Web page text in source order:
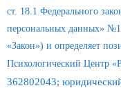
ст. 18.1 Федерального
персональных данных»
«Закон») и определяет
Психологический Центр
362802043;